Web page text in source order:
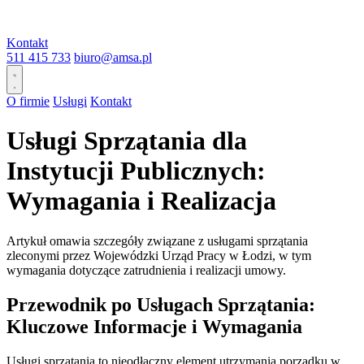
Kontakt
511 415 733 biuro@amsa.pl
O firmie Usługi Kontakt
Usługi Sprzątania dla
Instytucji Publicznych:
Wymagania i Realizacja
Artykuł omawia szczegóły związane z usługami sprzątania
zleconymi przez Wojewódzki Urząd Pracy w Łodzi, w tym
wymagania dotyczące zatrudnienia i realizacji umowy.
Przewodnik po Usługach Sprzątania:
Kluczowe Informacje i Wymagania
Usługi sprzątania to nieodłączny element utrzymania porządku w